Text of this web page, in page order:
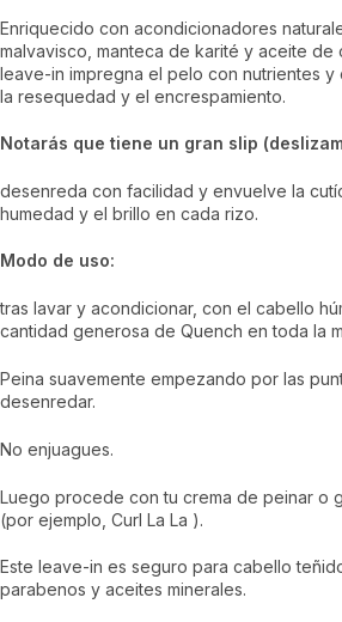
Enriquecido con acondicionadores
malvavisco, manteca de karité y aceite de
leave-in impregna el pelo con nutrientes y
la resequedad y el encrespamiento.
Notarás que tiene un gran slip
desenreda con facilidad y envuelve la
humedad y el brillo en cada rizo.
Modo de uso:
tras lavar y acondicionar, con el cabello
cantidad generosa de Quench en toda la
Peina suavemente empezando por las
desenredar.
No enjuagues.
Luego procede con tu crema de peinar o
(por ejemplo, Curl La La ).
Este leave-in es seguro para cabello
parabenos y aceites minerales.